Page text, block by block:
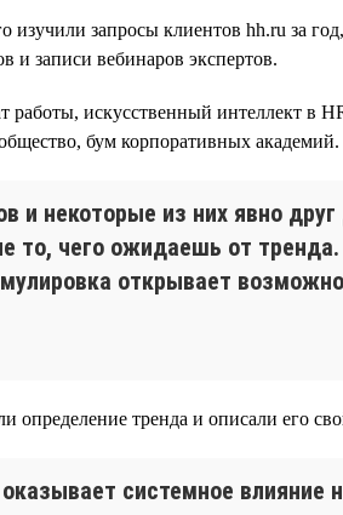
запросы клиентов hh.ru за
и записи вебинаров экспертов.
работы, искусственный интеллект
бум корпоративных
некоторые из них явно
то, чего ожидаешь от
открывает
тренда и описали его
системное влияние